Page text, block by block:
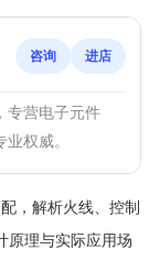
咨询 进店
专营电子元件
权威。
，解析火线、控制
原理与实际应用场